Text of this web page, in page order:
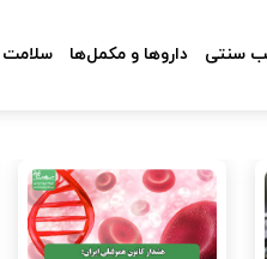
سنتی داروها و مکمل‌ها سلامت